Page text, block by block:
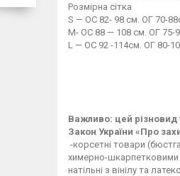
Розмірна сітка
S — ОС 82- 98 см. ОГ 70-
M- ОС 88 — 108 см. ОГ 75-
L — ОС 92 -114см. ОГ 80-
Важливо: цей різновид
Закон України «Про
-корсетні товари
химерно-шкарпетковими
натільні з вінілу та